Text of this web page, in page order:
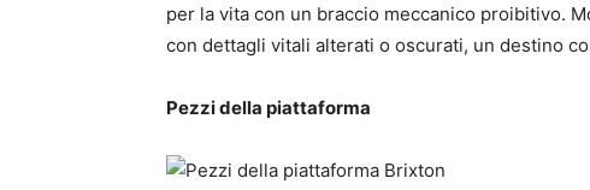
per la vita con un braccio meccanico proibitivo.
con dettagli vitali alterati o oscurati, un destino
Pezzi della piattaforma